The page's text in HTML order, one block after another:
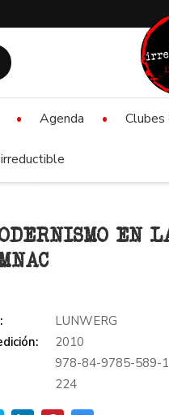
Agenda
EN
LUNWERG
2010
978-84-9785-589-1
224